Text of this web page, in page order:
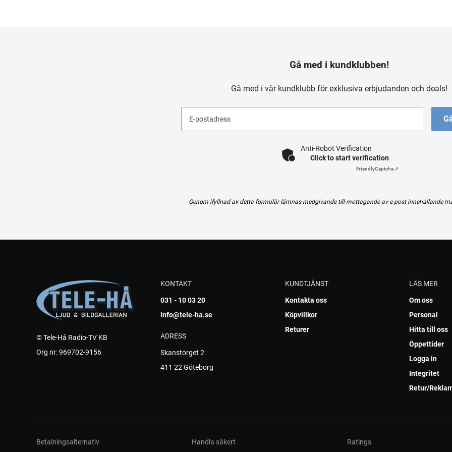
Gå med i kundklubben!
Gå med i vår kundklubb för exklusiva erbjudanden och deals!
E-postadress
Anti-Robot Verification
Click to start verification
FriendlyCaptcha ⇗
Genom ifyllnad av detta formulär lämnas medgivande till mottagande av e-post innehållande
© Tele-Hå Radio-TV KB
Org nr: 969702-9156
KONTAKT
031 - 10 03 20
info@tele-ha.se
ADRESS
Skanstorget 2
411 22 Göteborg
KUNDTJÄNST
Kontakta oss
Köpvillkor
Returer
LÄS MER
Om oss
Personal
Hitta till oss
Öppettider
Logga in
Integritet
Retur/
Betalningsalternativ Handla säkert Ratings